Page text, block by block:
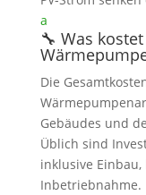
a
🔧 Was
Die
Gebäudes und
Üblich sind
inklusive
Inbetriebnahme.